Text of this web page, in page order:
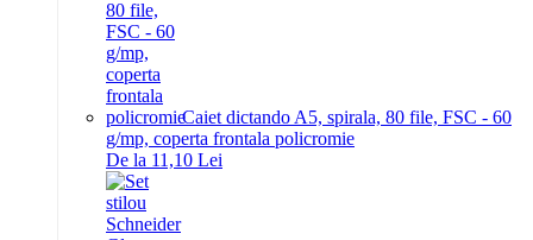
Caiet dictando A5, spirala, 80 file, FSC - 60
g/mp, coperta frontala policromie
De la 11,10 Lei